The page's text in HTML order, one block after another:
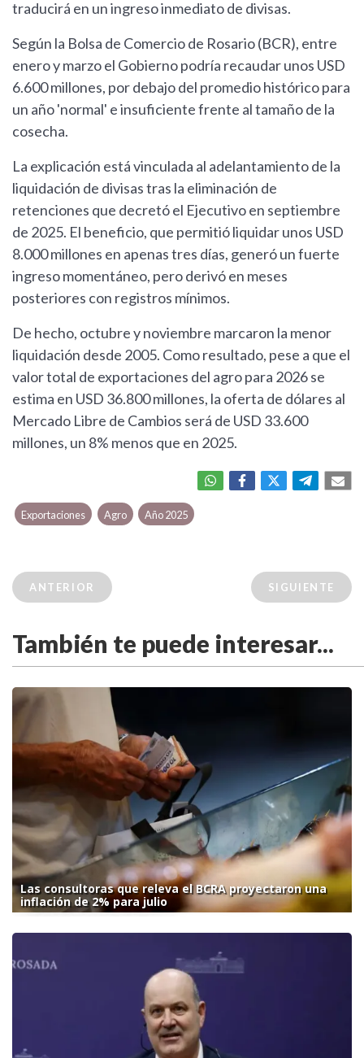
traducirá en un ingreso inmediato de divisas.
Según la Bolsa de Comercio de Rosario (BCR), entre
enero y marzo el Gobierno podría recaudar unos USD
6.600 millones, por debajo del promedio histórico para
un año 'normal' e insuficiente frente al tamaño de la
cosecha.
La explicación está vinculada al adelantamiento de la
liquidación de divisas tras la eliminación de
retenciones que decretó el Ejecutivo en septiembre
de 2025. El beneficio, que permitió liquidar unos USD
8.000 millones en apenas tres días, generó un fuerte
ingreso momentáneo, pero derivó en meses
posteriores con registros mínimos.
De hecho, octubre y noviembre marcaron la menor
liquidación desde 2005. Como resultado, pese a que el
valor total de exportaciones del agro para 2026 se
estima en USD 36.800 millones, la oferta de dólares al
Mercado Libre de Cambios será de USD 33.600
millones, un 8% menos que en 2025.
Exportaciones Agro Año 2025
ANTERIOR SIGUIENTE
También te puede interesar...
Las consultoras que releva el BCRA proyectaron una
inflación de 2% para julio